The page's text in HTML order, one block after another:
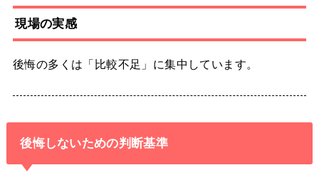
現場の実感
後悔の多くは「比較不足」に集中しています。
後悔しないための判断基準